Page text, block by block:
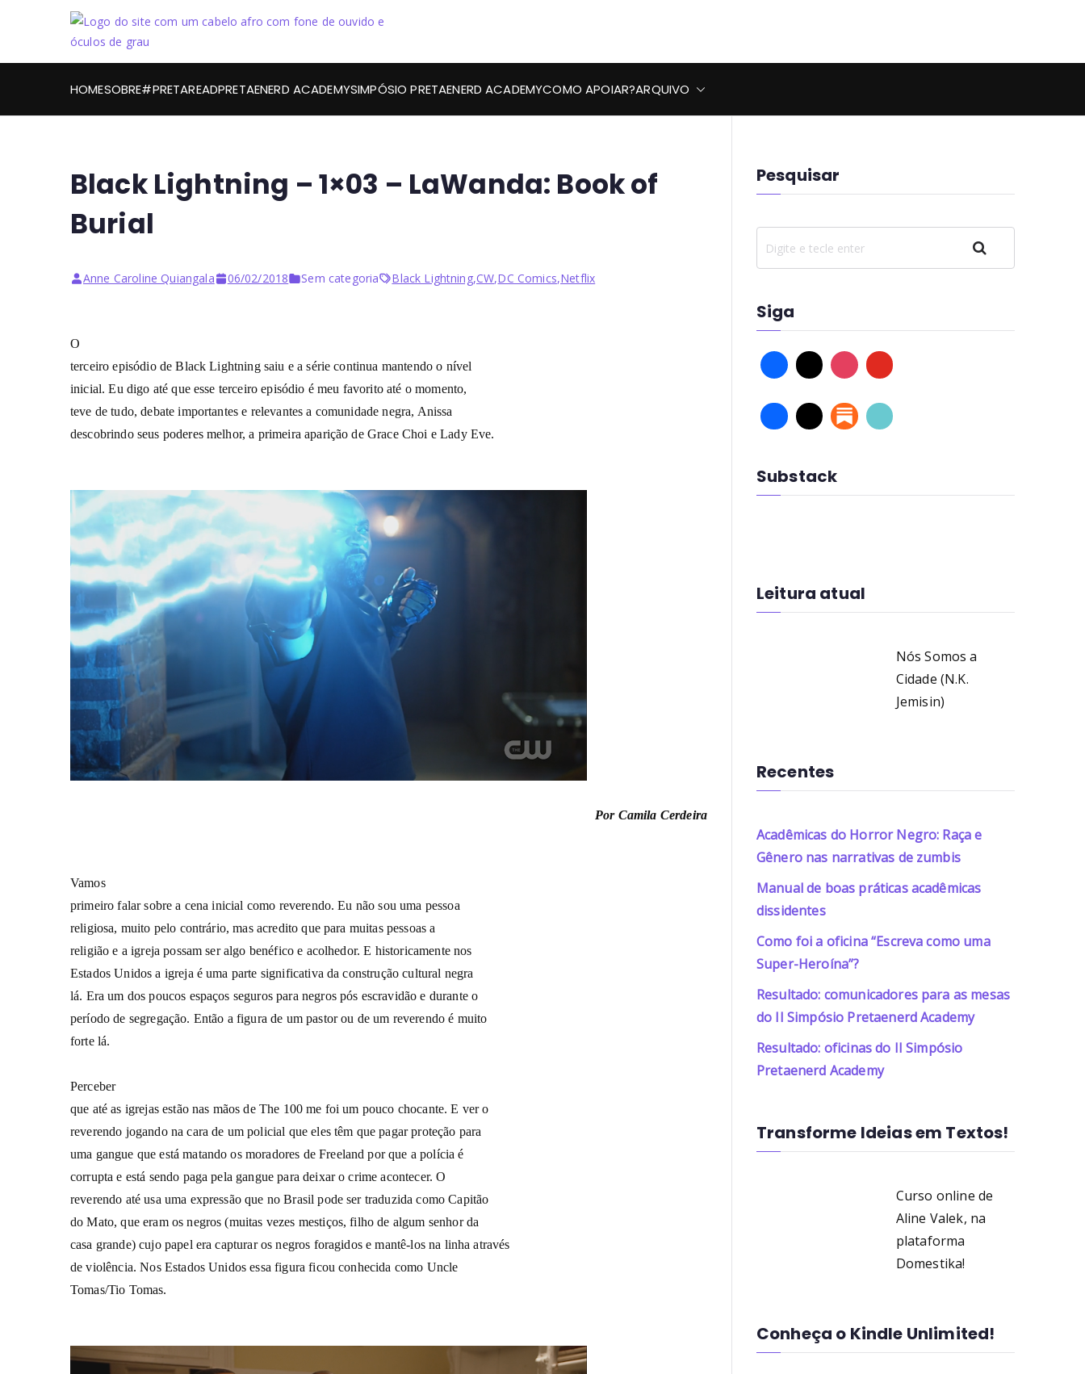
Preta, Nerd & Burning Hell
HOMESOBRE#PRETAREADPRETAENERD ACADEMYSIMPÓSIO PRETAENERD ACADEMYCOMO APOIAR?ARQUIVO
Black Lightning – 1×03 – LaWanda: Book of
Burial
Anne Caroline Quiangala 06/02/2018 Sem categoria Black Lightning,CW,DC Comics,Netflix
O
terceiro episódio de Black Lightning saiu e a série continua mantendo o nível
inicial. Eu digo até que esse terceiro episódio é meu favorito até o momento,
teve de tudo, debate importantes e relevantes a comunidade negra, Anissa
descobrindo seus poderes melhor, a primeira aparição de Grace Choi e Lady Eve.
Por Camila Cerdeira
Vamos
primeiro falar sobre a cena inicial como reverendo. Eu não sou uma pessoa
religiosa, muito pelo contrário, mas acredito que para muitas pessoas a
religião e a igreja possam ser algo benéfico e acolhedor. E historicamente nos
Estados Unidos a igreja é uma parte significativa da construção cultural negra
lá. Era um dos poucos espaços seguros para negros pós escravidão e durante o
período de segregação. Então a figura de um pastor ou de um reverendo é muito
forte lá.
Perceber
que até as igrejas estão nas mãos de The 100 me foi um pouco chocante. E ver o
reverendo jogando na cara de um policial que eles têm que pagar proteção para
uma gangue que está matando os moradores de Freeland por que a polícia é
corrupta e está sendo paga pela gangue para deixar o crime acontecer. O
reverendo até usa uma expressão que no Brasil pode ser traduzida como Capitão
do Mato, que eram os negros (muitas vezes mestiços, filho de algum senhor da
casa grande) cujo papel era capturar os negros foragidos e mantê-los na linha através
de violência. Nos Estados Unidos essa figura ficou conhecida como Uncle
Tomas/Tio Tomas.
Pesquisar
Pesquisar
Siga
Substack
Leitura atual
Nós Somos a
Cidade (N.K.
Jemisin)
Recentes
Acadêmicas do Horror Negro: Raça e
Gênero nas narrativas de zumbis
Manual de boas práticas acadêmicas
dissidentes
Como foi a oficina “Escreva como uma
Super-Heroína”?
Resultado: comunicadores para as mesas
do II Simpósio Pretaenerd Academy
Resultado: oficinas do II Simpósio
Pretaenerd Academy
Transforme Ideias em Textos!
Curso online de
Aline Valek, na
plataforma
Domestika!
Conheça o Kindle Unlimited!